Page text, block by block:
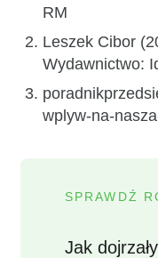
RM
Leszek Cibor
Wydawnictwo:
wplyw-na-
SPRAWDŹ
Jak